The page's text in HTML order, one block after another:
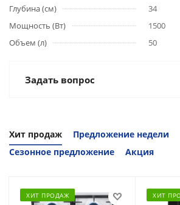
Глубина (см)
34
Мощность (Вт)
1500
Объем (л)
50
Задать вопрос
Хит продаж
Предложение недели
Сезонное предложение
Акция
ХИТ ПРОДАЖ ХИТ